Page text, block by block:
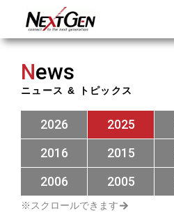
News
ニュース & トピックス
2026 2025
2016
2015
2006
2005